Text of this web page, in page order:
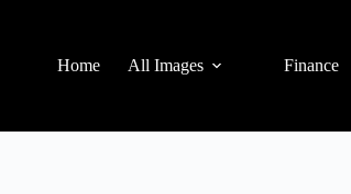
Home
All Images Finance